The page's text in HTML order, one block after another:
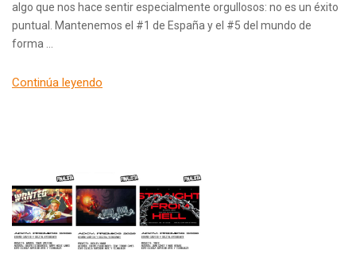
algo que nos hace sentir especialmente orgullosos: no es un éxito
puntual. Mantenemos el #1 de España y el #5 del mundo de
forma …
Continúa leyendo